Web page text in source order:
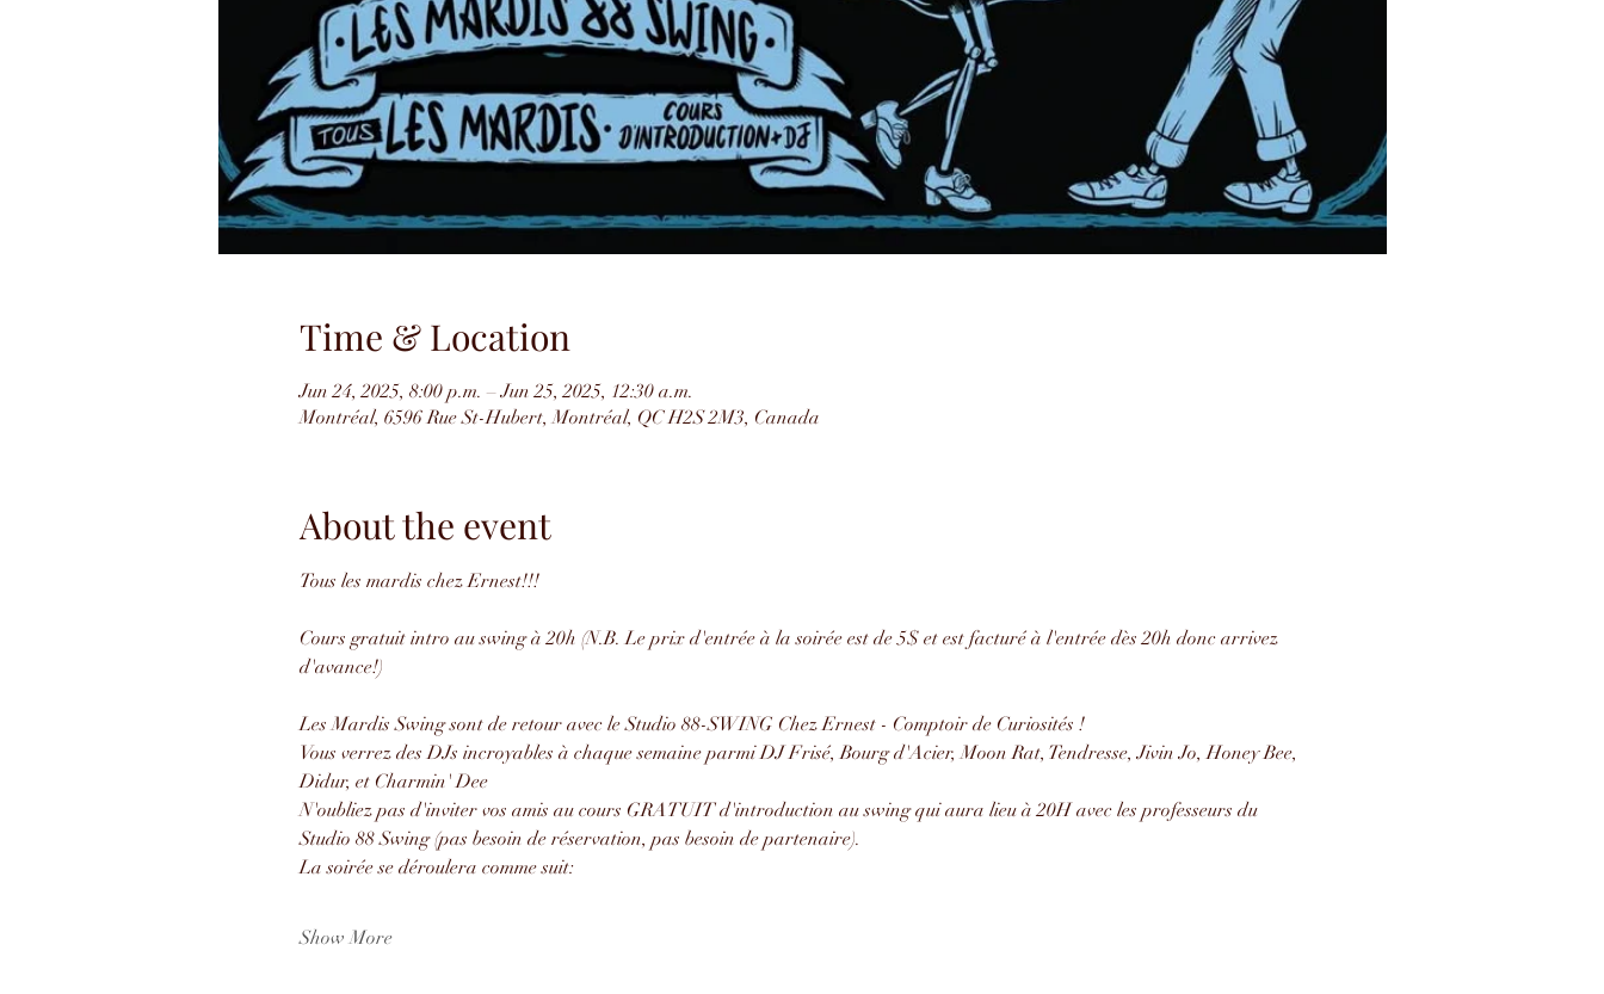
Time & Location
Jun 24, 2025, 8:00 p.m. – Jun 25, 2025, 12:30 a.m.
Montréal, 6596 Rue St-Hubert, Montréal, QC H2S 2M3, Canada
About the event
Tous les mardis chez Ernest!!!
Cours gratuit intro au swing à 20h (N.B. Le prix d'entrée à la soirée est de 5$ et est facturé à l'entrée dès 20h donc arrivez
d'avance!)
Les Mardis Swing sont de retour avec le Studio 88-SWING Chez Ernest - Comptoir de Curiosités !
Vous verrez des DJs incroyables à chaque semaine parmi DJ Frisé, Bourg d'Acier, Moon Rat, Tendresse, Jivin Jo, Honey Bee,
Didur, et Charmin' Dee
N'oubliez pas d'inviter vos amis au cours GRATUIT d'introduction au swing qui aura lieu à 20H avec les professeurs du
Studio 88 Swing (pas besoin de réservation, pas besoin de partenaire).
La soirée se déroulera comme suit:
Show More